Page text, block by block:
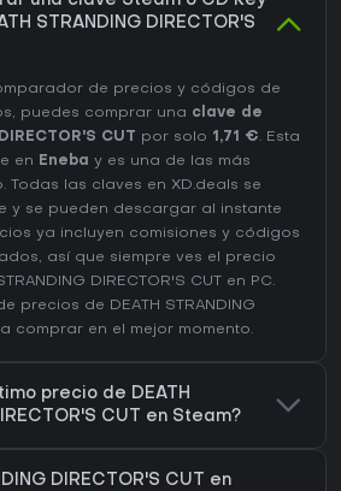
STRANDING DIRECTOR'S
de precios y códigos de
puedes comprar una clave de
CUT
por solo 1,71 €. Esta
en Eneba y es una de las más
Todas las claves en XD.deals se
y se pueden descargar al instante
ya incluyen comisiones y códigos
así que siempre ves el precio
DIRECTOR'S CUT en PC.
precios de DEATH STRANDING
comprar en el mejor momento.
precio de DEATH
CUT en Steam?
DIRECTOR'S CUT en